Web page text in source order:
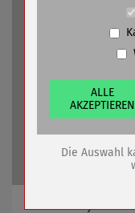
Uhlandstraße
Anbieter
Zweck
Cookie Name
Cookie Laufzeit
1
ALLE
AKZEPTIEREN
Die Auswahl